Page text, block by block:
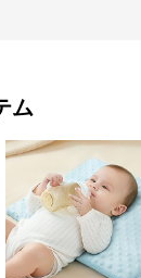
ム